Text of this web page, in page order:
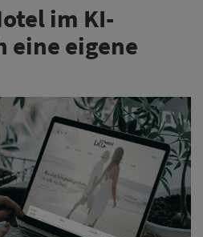
im KI-
eine eigene